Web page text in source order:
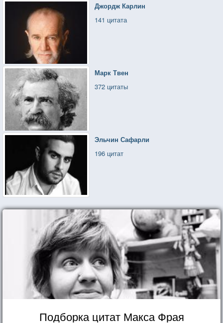
Джордж Карлин
141 цитата
Марк Твен
372 цитаты
Эльчин Сафарли
196 цитат
Подборка цитат Макса Фрая